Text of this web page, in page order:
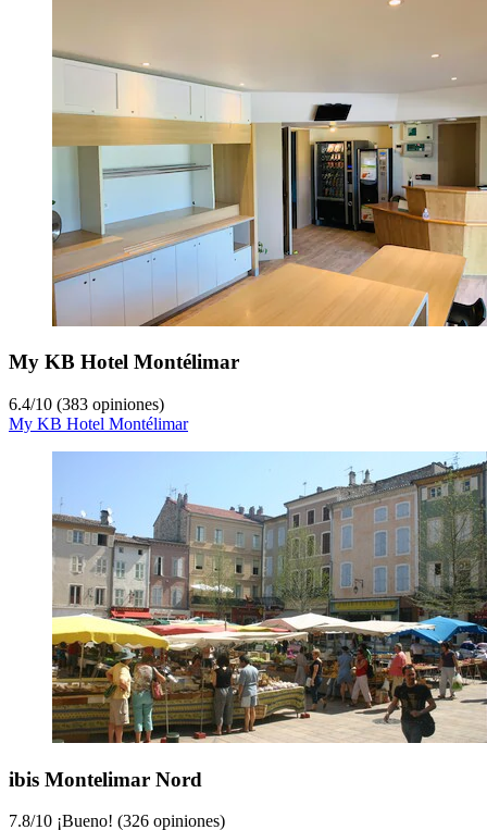
My KB Hotel Montélimar
6.4/10 (383 opiniones)
My KB Hotel Montélimar
ibis Montelimar Nord
7.8/10 ¡Bueno! (326 opiniones)